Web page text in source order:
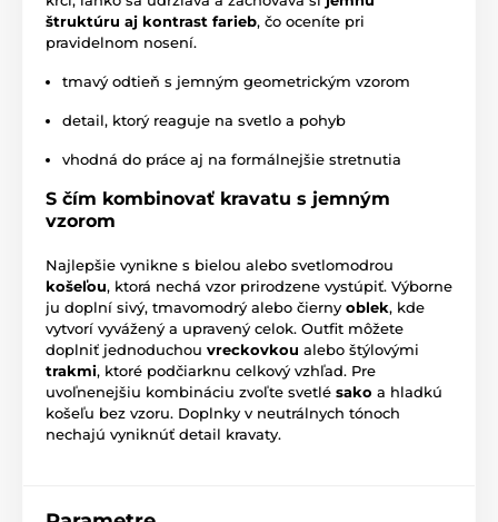
štruktúru aj kontrast farieb, čo oceníte pri
pravidelnom nosení.
tmavý odtieň s jemným geometrickým vzorom
detail, ktorý reaguje na svetlo a pohyb
vhodná do práce aj na formálnejšie stretnutia
S čím kombinovať kravatu s jemným
vzorom
Najlepšie vynikne s bielou alebo svetlomodrou
košeľou, ktorá nechá vzor prirodzene vystúpiť. Výborne
ju doplní sivý, tmavomodrý alebo čierny oblek, kde
vytvorí vyvážený a upravený celok. Outfit môžete
doplniť jednoduchou vreckovkou alebo štýlovými
trakmi, ktoré podčiarknu celkový vzhľad. Pre
uvoľnenejšiu kombináciu zvoľte svetlé sako a hladkú
košeľu bez vzoru. Doplnky v neutrálnych tónoch
nechajú vyniknúť detail kravaty.